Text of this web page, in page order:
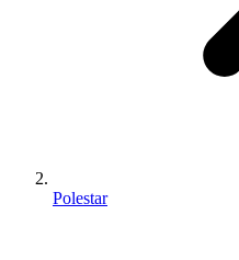
Polestar